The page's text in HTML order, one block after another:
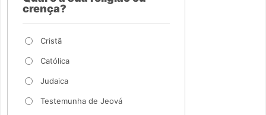
crença?
Cristã
Católica
Judaica
Testemunha de Jeová